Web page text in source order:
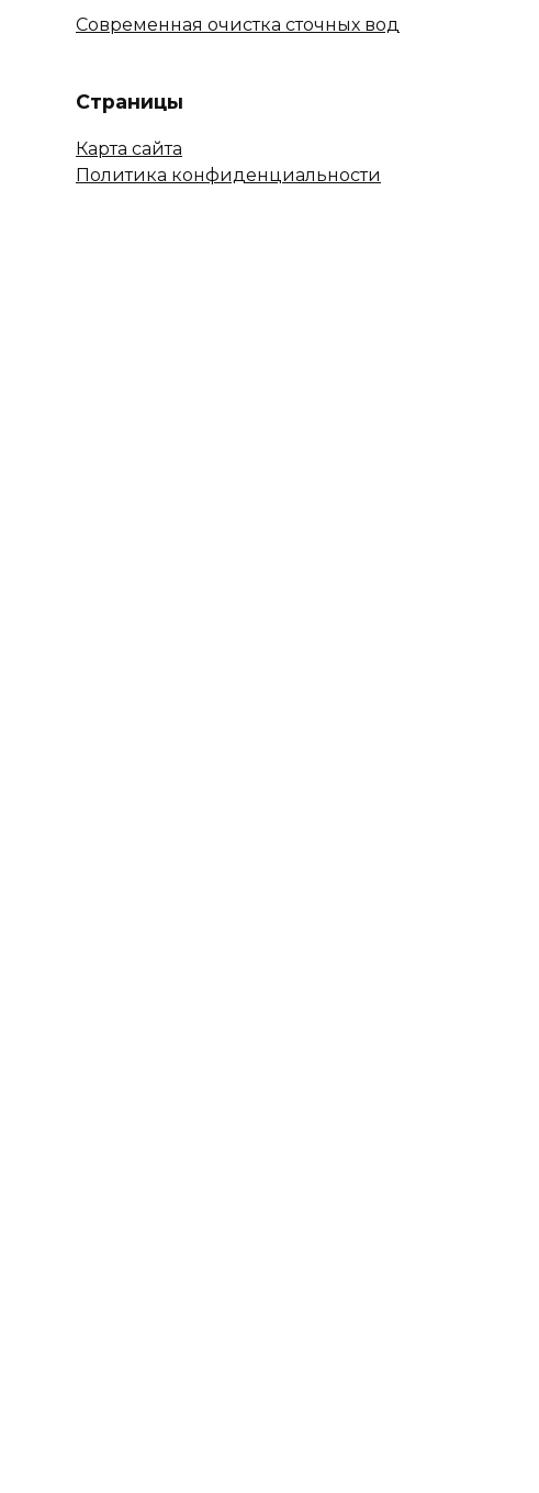
Современная очистка сточных вод
Страницы
Карта сайта
Политика конфиденциальности